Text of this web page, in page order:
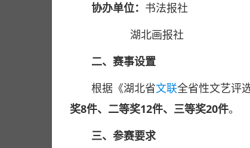
协办单位： 书法报社
湖北画报社
二、赛事设置
根据《湖北省文联全省性文艺评
奖8件、二等奖12件、三等奖20件。
三、参赛要求